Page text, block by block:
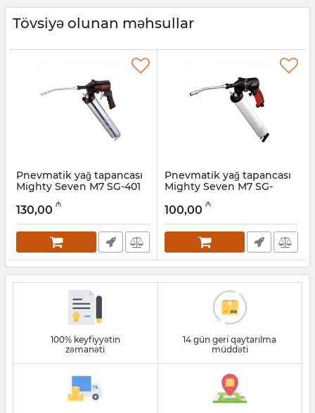
Tövsiyə olunan məhsullar
Pnevmatik yağ tapancası
Mighty Seven M7 SG-401
017011097
130,00 ₼
Pnevmatik yağ tapancası
Mighty Seven M7 SG-
Artikul: 017011095
100,00 ₼
100% keyfiyyətin
zəmanəti
14 gün geri qaytarılma
müddəti